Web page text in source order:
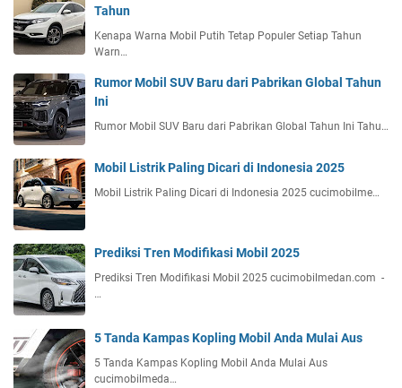
Tahun
Kenapa Warna Mobil Putih Tetap Populer Setiap Tahun
Warn…
Rumor Mobil SUV Baru dari Pabrikan Global Tahun
Ini
Rumor Mobil SUV Baru dari Pabrikan Global Tahun Ini Tahu…
Mobil Listrik Paling Dicari di Indonesia 2025
Mobil Listrik Paling Dicari di Indonesia 2025 cucimobilme…
Prediksi Tren Modifikasi Mobil 2025
Prediksi Tren Modifikasi Mobil 2025 cucimobilmedan.com -
…
5 Tanda Kampas Kopling Mobil Anda Mulai Aus
5 Tanda Kampas Kopling Mobil Anda Mulai Aus
cucimobilmeda…